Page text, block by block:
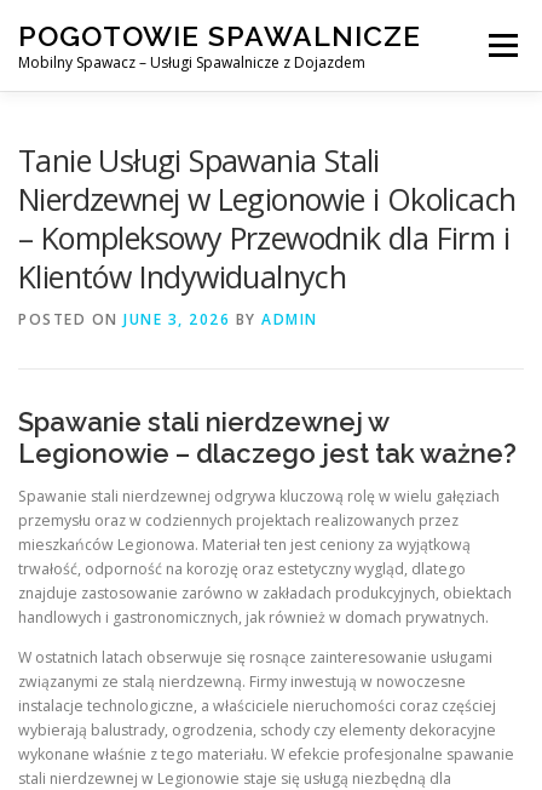
content
POGOTOWIE SPAWALNICZE
Mobilny Spawacz – Usługi Spawalnicze z Dojazdem
Menu
SPAWANIE MIG/MAG (GMAW) NASZE USŁUGI
KONTAKT
Tanie Usługi Spawania Stali
Nierdzewnej w Legionowie i Okolicach
– Kompleksowy Przewodnik dla Firm i
Klientów Indywidualnych
POSTED ON JUNE 3, 2026 BY ADMIN
Spawanie stali nierdzewnej w
Legionowie – dlaczego jest tak ważne?
Spawanie stali nierdzewnej odgrywa kluczową rolę w wielu gałęziach
przemysłu oraz w codziennych projektach realizowanych przez
mieszkańców Legionowa. Materiał ten jest ceniony za wyjątkową
trwałość, odporność na korozję oraz estetyczny wygląd, dlatego
znajduje zastosowanie zarówno w zakładach produkcyjnych, obiektach
handlowych i gastronomicznych, jak również w domach prywatnych.
W ostatnich latach obserwuje się rosnące zainteresowanie usługami
związanymi ze stalą nierdzewną. Firmy inwestują w nowoczesne
instalacje technologiczne, a właściciele nieruchomości coraz częściej
wybierają balustrady, ogrodzenia, schody czy elementy dekoracyjne
wykonane właśnie z tego materiału. W efekcie profesjonalne spawanie
stali nierdzewnej w Legionowie staje się usługą niezbędną dla